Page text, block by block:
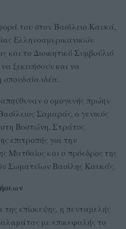
του στον Βασίλειο Καυκά,
Ελληνοαμερικανικών
και το Διοικητικό Συμβούλιό
ξεκινήσουν και να
ιδέα.
ο ομογενής πρώην
Σαμαράς, ο γενικός
Βοστώνη, Στράτος
επιτροπής για την
Ματθαίος και ο πρόεδρος της
Σωματείων Βασίλης Καυκάς.
επίσκεψης, η πενταμελής
με επικεφαλής το